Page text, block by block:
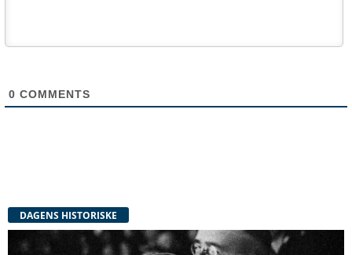
0 COMMENTS
DAGENS HISTORISKE